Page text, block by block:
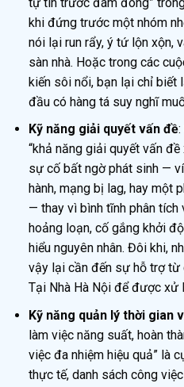
khi đứng trước một nhóm
nói lại run rẩy, ý tứ lộn xộn,
sàn nhà. Hoặc trong các
kiến sôi nổi, bạn lại chỉ biết
đầu có hàng tá suy nghĩ
Kỹ năng giải quyết vấn đề:
“khả năng giải quyết vấn
sự cố bất ngờ phát sinh —
hành, mạng bị lag, hay một
— thay vì bình tĩnh phân
hoảng loạn, cố gắng khởi
hiểu nguyên nhân. Đôi khi,
vậy lại cần đến sự hỗ trợ từ
Tại Nhà Hà Nội để được xử
Kỹ năng quản lý thời gian
làm việc năng suất, hoàn
việc đa nhiệm hiệu quả” là
thực tế, danh sách công